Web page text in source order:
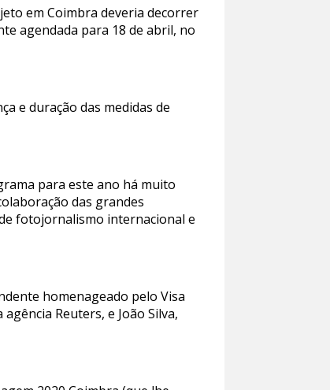
em Coimbra deveria decorrer
agendada para 18 de abril, no
e duração das medidas de
para este ano há muito
das grandes
fotojornalismo internacional e
homenageado pelo Visa
Reuters, e João Silva,